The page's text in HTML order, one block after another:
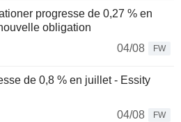
progresse de 0,27 % en
obligation
04/08
FW
de 0,8 % en juillet - Essity
04/08
FW